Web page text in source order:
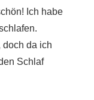
Ich habe
doch da ich
Schlaf